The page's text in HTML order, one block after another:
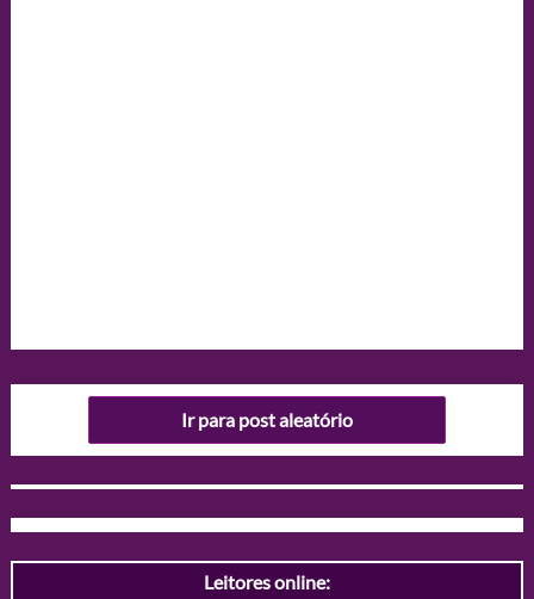
Ir para post aleatório
Leitores online: